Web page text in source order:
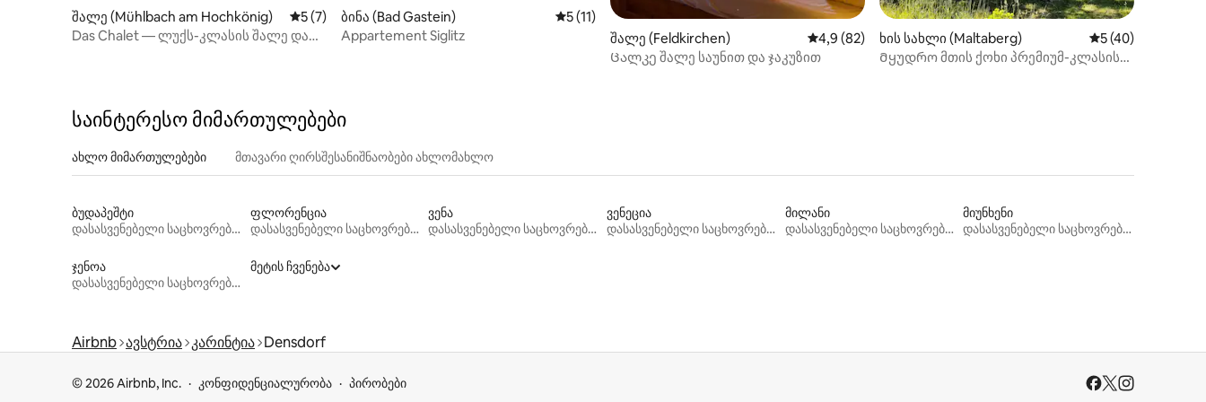
შალე (Mühlbach am Hochkönig) საშუალო შეფასებაა 5‑დან 5, 7 მიმოხილვა
5 (7)
Das Chalet — ლუქს-კლასის შალე და
ბინა (Bad Gastein) საშუალო შეფასებაა 5‑დან 5, 11 მიმოხილვა
5 (11)
Appartement Siglitz
შალე (Feldkirchen) საშუალო შეფასებაა 5‑დან 4,9, 82 მიმოხილვა
4,9 (82)
Ცალკე შალე საუნით და ჯაკუზით
ხის სახლი (Maltaberg) საშუალო
5 (40)
Მყუდრო მთის ქოხი პრემიუმ-კლასის
საინტერესო მიმართულებები
ახლო მიმართულებები მთავარი ღირსშესანიშნაობები ახლომახლო
ბუდაპეშტი
დასასვენებელი საცხოვრებლები
ფლორენცია
დასასვენებელი საცხოვრებლები
ვენა
დასასვენებელი საცხოვრებლები
ვენეცია
დასასვენებელი საცხოვრებლები
მილანი
დასასვენებელი საცხოვრებლები
მიუნხენი
დასასვენებელი საცხოვრებლები
ჯენოა
დასასვენებელი საცხოვრებლები
მეტის ჩვენება
Airbnb ავსტრია კარინტია Densdorf
© 2026 Airbnb, Inc. კონფიდენციალურობა პირობები